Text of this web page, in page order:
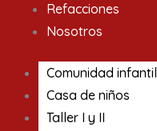
Refacciones
Nosotros
Comunidad infantil
Casa de niños
Taller I y II